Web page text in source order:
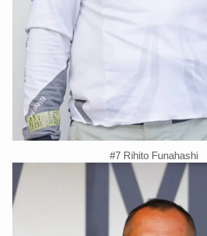
#7 Rihito Funahashi